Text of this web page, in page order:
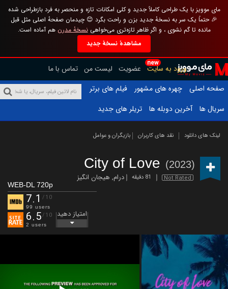
مای موویز با یک طراحی کاملاً جدید و کلی امکانات تازه و منحصر به فرد بازطراحی شده
🎉 حتماً یک سر به نسخهٔ جدید بزن و راحت بگرد 😊 چیدمان صفحهٔ اصلی مثل قبل
مانده تا گم نشوی ، و اگر ظاهر تازه‌تری می‌خواهینسخهٔ مدرن هم آماده است.
مشاهدهٔ نسخهٔ جدید
new
ورود به سایت عضویت لیست من تماس با ما
صفحه اصلی
چهره های مشهور
فیلم های برتر
سریال ها
آخرین دوبله ها تریلر های جدید
لینک های دانلود نقد های کاربران بازیگران و عوامل
City of Love (2023)
Not Rated 81 دقیقه درام, هیجان انگیز
WEB-DL 720p
7.1 /10
99 users
6.5/10
2 users
امتیاز دهید